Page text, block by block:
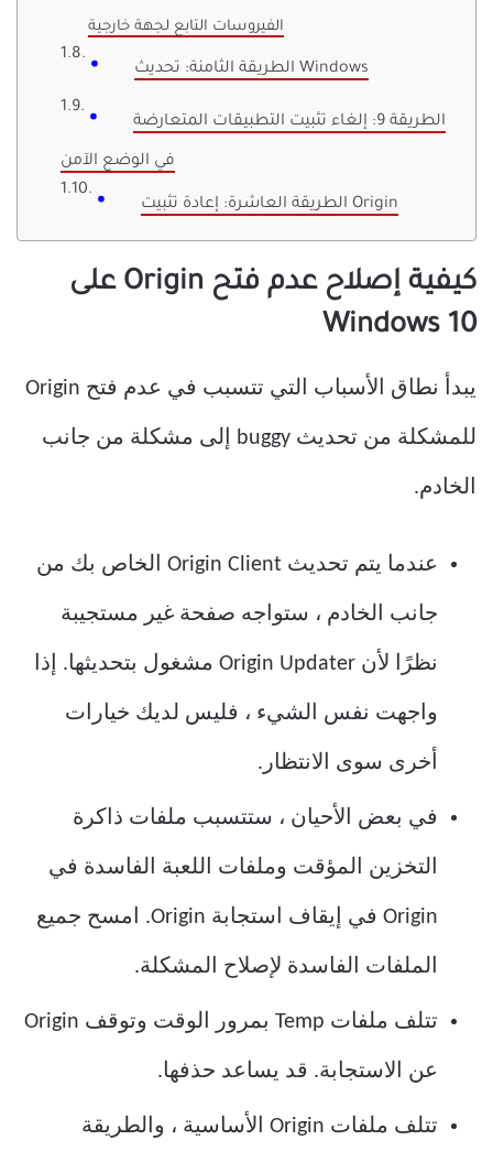
الفيروسات التابع لجهة خارجية
الطريقة الثامنة: تحديث Windows
الطريقة 9: إلغاء تثبيت التطبيقات المتعارضة
في الوضع الآمن
الطريقة العاشرة: إعادة تثبيت Origin
كيفية إصلاح عدم فتح Origin على
Windows 10
يبدأ نطاق الأسباب التي تتسبب في عدم فتح Origin
للمشكلة من تحديث buggy إلى مشكلة من جانب
الخادم.
عندما يتم تحديث Origin Client الخاص بك من
جانب الخادم ، ستواجه صفحة غير مستجيبة
نظرًا لأن Origin Updater مشغول بتحديثها. إذا
واجهت نفس الشيء ، فليس لديك خيارات
أخرى سوى الانتظار.
في بعض الأحيان ، ستتسبب ملفات ذاكرة
التخزين المؤقت وملفات اللعبة الفاسدة في
Origin في إيقاف استجابة Origin. امسح جميع
الملفات الفاسدة لإصلاح المشكلة.
تتلف ملفات Temp بمرور الوقت وتوقف Origin
عن الاستجابة. قد يساعد حذفها.
تتلف ملفات Origin الأساسية ، والطريقة